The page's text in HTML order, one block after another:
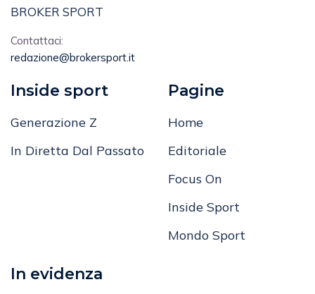
BROKER SPORT
Contattaci:
redazione@brokersport.it
Inside sport
Generazione Z
In Diretta Dal Passato
Pagine
Home
Editoriale
Focus On
Inside Sport
Mondo Sport
In evidenza